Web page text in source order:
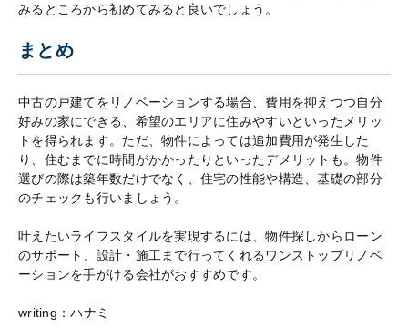
みるところから初めてみると良いでしょう。
まとめ
中古の戸建てをリノベーションする場合、費用を抑えつつ自分
好みの家にできる、希望のエリアに住みやすいといったメリッ
トを得られます。ただ、物件によっては追加費用が発生した
り、住むまでに時間がかかったりといったデメリットも。物件
選びの際は築年数だけでなく、住宅の性能や構造、基礎の部分
のチェックも行いましょう。
叶えたいライフスタイルを実現するには、物件探しからローン
のサポート、設計・施工まで行ってくれるワンストップリノベ
ーションを手がける会社がおすすめです。
writing：ハナミ